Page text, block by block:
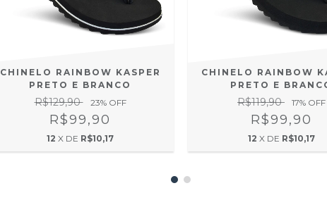
CHINELO RAINBOW KASPER
PRETO E BRANCO
R$129,90 23% OFF
R$99,90
12 X DE R$10,17
CHINELO RAINBOW
PRETO E
R$119,90 17% OFF
R$99,90
12 X DE R$10,17